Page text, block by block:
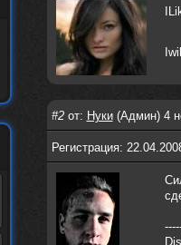
#2от: Нуки(Админ) 4
Регистрация: